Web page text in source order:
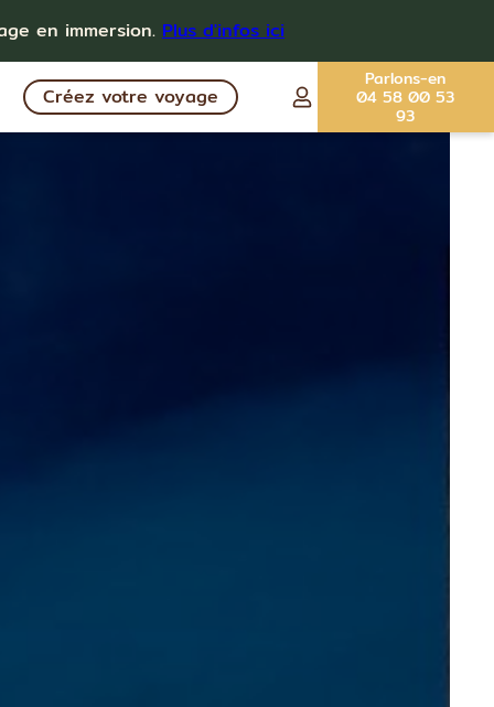
en immersion. Plus d'infos ici
Créez votre voyage
Parlons-en
04 58 00 53
93